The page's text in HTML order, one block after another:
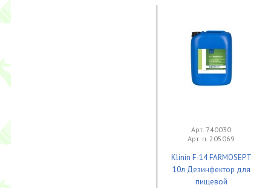
Арт. 740030
Арт. п. 205069
Klinin F-14 FARMOSEPT
10л Дезинфектор для
пищевой